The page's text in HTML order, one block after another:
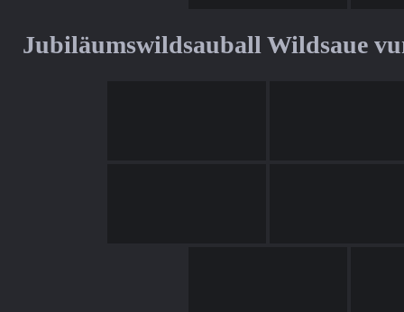
Jubiläumswildsauball Wildsaue